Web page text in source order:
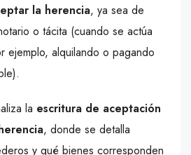
la herencia, ya sea de
o tácita (cuando se actúa
ejemplo, alquilando o pagando
la escritura de aceptación
, donde se detalla
y qué bienes corresponden